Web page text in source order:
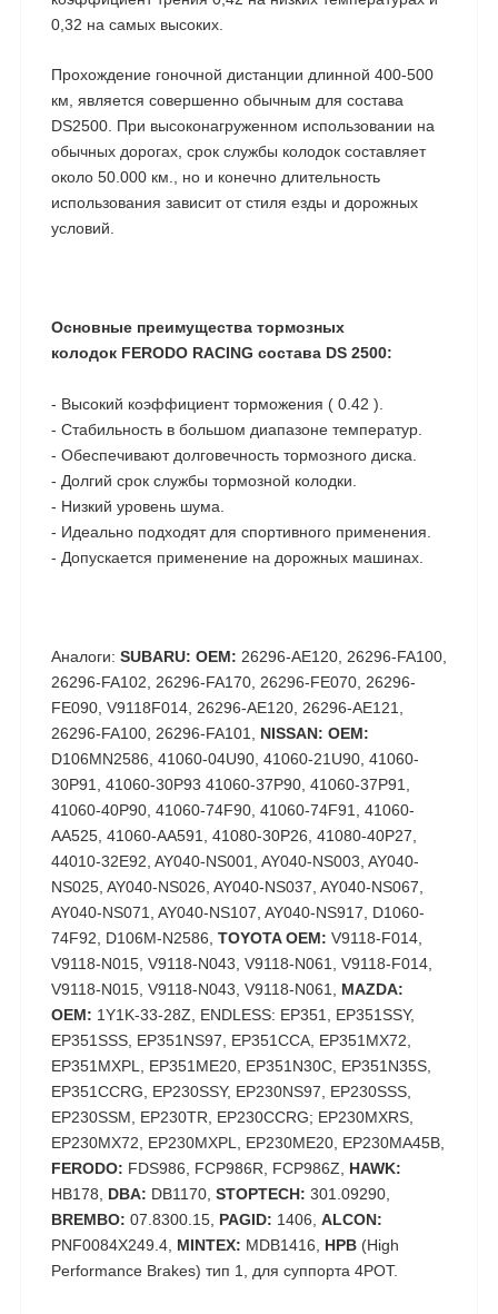
0,32 на самых высоких.
Прохождение гоночной дистанции длинной 400-500
км, является совершенно обычным для состава
DS2500. При высоконагруженном использовании на
обычных дорогах, срок службы колодок составляет
около 50.000 км., но и конечно длительность
использования зависит от стиля езды и дорожных
условий.
Основные преимущества тормозных
колодок FERODO RACING состава DS 2500:
- Высокий коэффициент торможения ( 0.42 ).
- Стабильность в большом диапазоне температур.
- Обеспечивают долговечность тормозного диска.
- Долгий срок службы тормозной колодки.
- Низкий уровень шума.
- Идеально подходят для спортивного применения.
- Допускается применение на дорожных машинах.
Аналоги: SUBARU: OEM: 26296-AE120, 26296-FA100,
26296-FA102, 26296-FA170, 26296-FE070, 26296-
FE090, V9118F014, 26296-AE120, 26296-AE121,
26296-FA100, 26296-FA101, NISSAN: OEM:
D106MN2586, 41060-04U90, 41060-21U90, 41060-
30P91, 41060-30P93 41060-37P90, 41060-37P91,
41060-40P90, 41060-74F90, 41060-74F91, 41060-
AA525, 41060-AA591, 41080-30P26, 41080-40P27,
44010-32E92, AY040-NS001, AY040-NS003, AY040-
NS025, AY040-NS026, AY040-NS037, AY040-NS067,
AY040-NS071, AY040-NS107, AY040-NS917, D1060-
74F92, D106M-N2586, TOYOTA OEM: V9118-F014,
V9118-N015, V9118-N043, V9118-N061, V9118-F014,
V9118-N015, V9118-N043, V9118-N061, MAZDA:
OEM: 1Y1K-33-28Z, ENDLESS: EP351, EP351SSY,
EP351SSS, EP351NS97, EP351CCA, EP351MX72,
EP351MXPL, EP351ME20, EP351N30C, EP351N35S,
EP351CCRG, EP230SSY, EP230NS97, EP230SSS,
EP230SSM, EP230TR, EP230CCRG; EP230MXRS,
EP230MX72, EP230MXPL, EP230ME20, EP230MA45B,
FERODO: FDS986, FCP986R, FCP986Z, HAWK:
HB178, DBA: DB1170, STOPTECH: 301.09290,
BREMBO: 07.8300.15, PAGID: 1406, ALCON:
PNF0084X249.4, MINTEX: MDB1416, HPB (High
Performance Brakes) тип 1, для суппорта 4POT.